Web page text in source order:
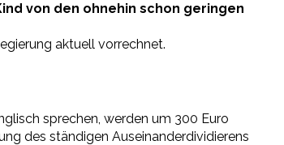
von den ohnehin schon geringen
aktuell vorrechnet.
sprechen, werden um 300 Euro
des ständigen Auseinanderdividierens